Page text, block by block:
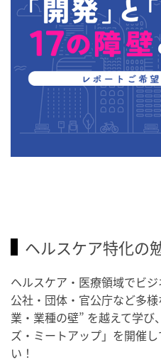
ヘルスケア特化の
ヘルスケア・医療領域でビジ
公社・団体・官公庁など多
業・業種の壁” を越えて学
ズ・ミートアップ」を開催
い！